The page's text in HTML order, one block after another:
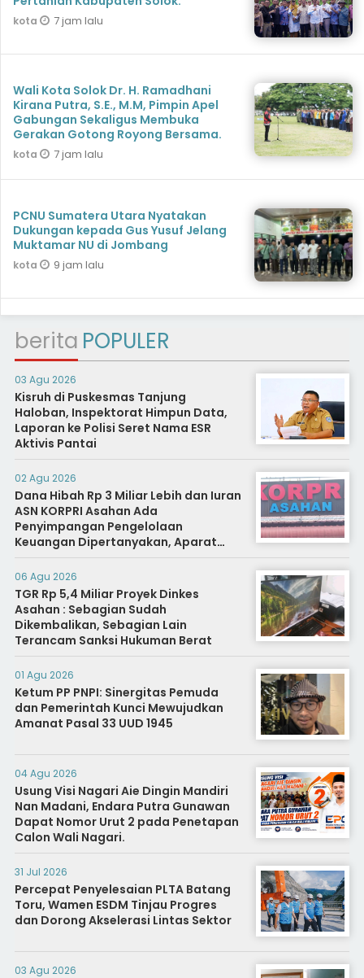
kota 7 jam lalu
Wali Kota Solok Dr. H. Ramadhani
Kirana Putra, S.E., M.M, Pimpin Apel
Gabungan Sekaligus Membuka
Gerakan Gotong Royong Bersama.
kota 7 jam lalu
PCNU Sumatera Utara Nyatakan
Dukungan kepada Gus Yusuf Jelang
Muktamar NU di Jombang
kota 9 jam lalu
berita POPULER
03 Agu 2026
Kisruh di Puskesmas Tanjung
Haloban, Inspektorat Himpun Data,
Laporan ke Polisi Seret Nama ESR
Aktivis Pantai
02 Agu 2026
Dana Hibah Rp 3 Miliar Lebih dan Iuran
ASN KORPRI Asahan Ada
Penyimpangan Pengelolaan
Keuangan Dipertanyakan, Aparat
Diminta Segera Usut
06 Agu 2026
TGR Rp 5,4 Miliar Proyek Dinkes
Asahan : Sebagian Sudah
Dikembalikan, Sebagian Lain
Terancam Sanksi Hukuman Berat
01 Agu 2026
Ketum PP PNPI: Sinergitas Pemuda
dan Pemerintah Kunci Mewujudkan
Amanat Pasal 33 UUD 1945
04 Agu 2026
Usung Visi Nagari Aie Dingin Mandiri
Nan Madani, Endara Putra Gunawan
Dapat Nomor Urut 2 pada Penetapan
Calon Wali Nagari.
31 Jul 2026
Percepat Penyelesaian PLTA Batang
Toru, Wamen ESDM Tinjau Progres
dan Dorong Akselerasi Lintas Sektor
03 Agu 2026